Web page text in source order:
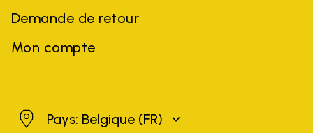
Demande de retour
Mon compte
BelgiquePays: Belgique (FR)